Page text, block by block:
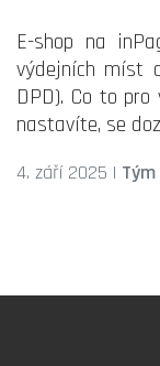
E-shop na
výdejních míst
DPD). Co to
nastavíte, se
4. září 2025 |